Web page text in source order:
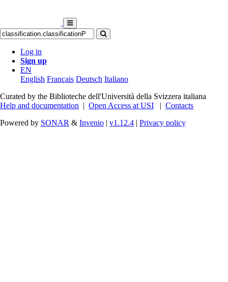
Log in
Sign up
EN
English Français Deutsch Italiano
Curated by the Biblioteche dell'Università della Svizzera italiana
Help and documentation | Open Access at USI | Contacts
Powered by SONAR & Invenio | v1.12.4 | Privacy policy